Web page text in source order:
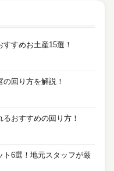
すめお土産15選！
の回り方を解説！
おすすめの回り方！
ト6選！地元スタッフが厳